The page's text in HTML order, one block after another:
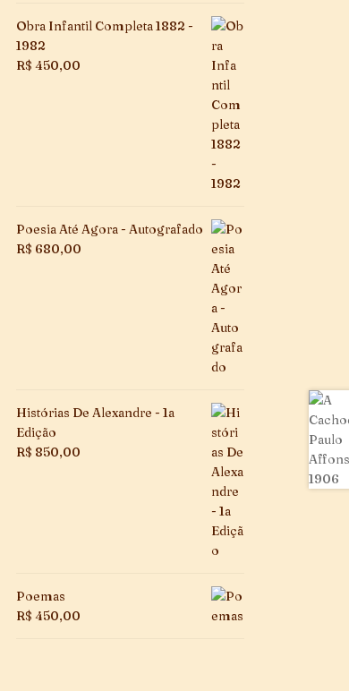
Obra Infantil Completa 1882 -
1982
R$ 450,00
Poesia Até Agora - Autografado
R$ 680,00
Histórias De Alexandre - 1a
Edição
R$ 850,00
Poemas
R$ 450,00